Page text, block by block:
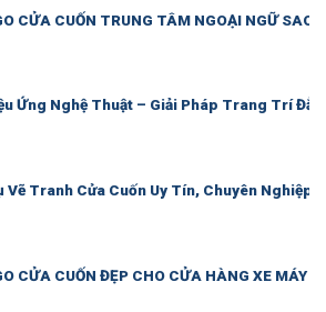
CỬA CUỐN TRUNG TÂM NGOẠI NGỮ SAO
Ứng Nghệ Thuật – Giải Pháp Trang Trí
Vẽ Tranh Cửa Cuốn Uy Tín, Chuyên Nghiệp
CỬA CUỐN ĐẸP CHO CỬA HÀNG XE MÁY